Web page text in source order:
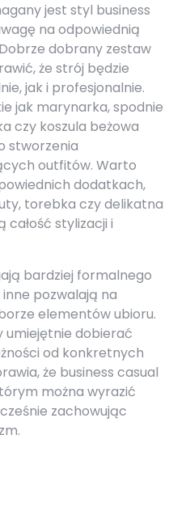
jest styl business
na odpowiednią
dobrany zestaw
że strój będzie
jak i profesjonalnie.
jak marynarka, spodnie
czy koszula beżowa
stworzenia
outfitów. Warto
dodatkach,
torebka czy delikatna
całość stylizacji i
bardziej formalnego
pozwalają na
elementów ubioru.
umiejętnie dobierać
od konkretnych
że business casual
można wyrazić
zachowując